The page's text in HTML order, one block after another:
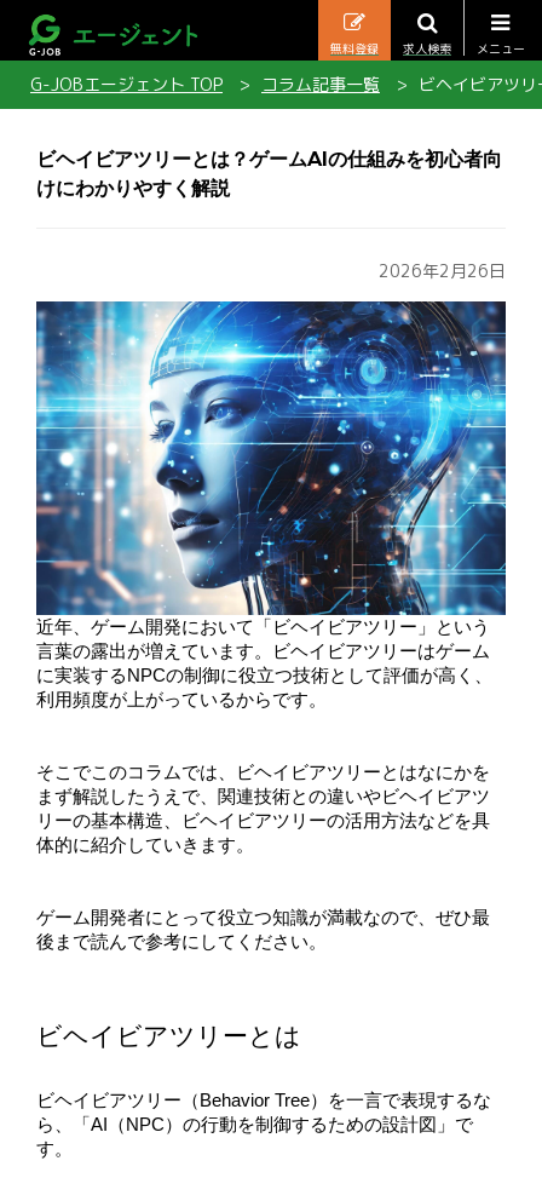
メニュー
求人検索
無料登録
G-JOBエージェント TOP コラム記事一覧 ビヘイビアツ
ビヘイビアツリーとは？ゲームAIの仕組みを初心者向
けにわかりやすく解説
2026年2月26日
近年、ゲーム開発において「ビヘイビアツリー」という
言葉の露出が増えています。ビヘイビアツリーはゲーム
に実装するNPCの制御に役立つ技術として評価が高く、
利用頻度が上がっているからです。
そこでこのコラムでは、ビヘイビアツリーとはなにかを
まず解説したうえで、関連技術との違いやビヘイビアツ
リーの基本構造、ビヘイビアツリーの活用方法などを具
体的に紹介していきます。
ゲーム開発者にとって役立つ知識が満載なので、ぜひ最
後まで読んで参考にしてください。
ビヘイビアツリーとは
ビヘイビアツリー（Behavior Tree）を一言で表現するな
ら、「AI（NPC）の行動を制御するための設計図」で
す。